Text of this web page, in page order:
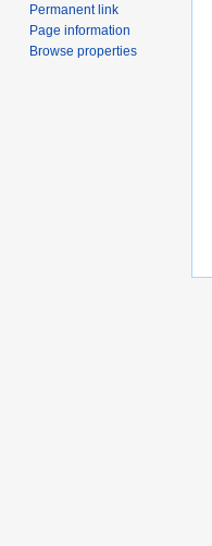
Permanent link
Page information
Browse properties